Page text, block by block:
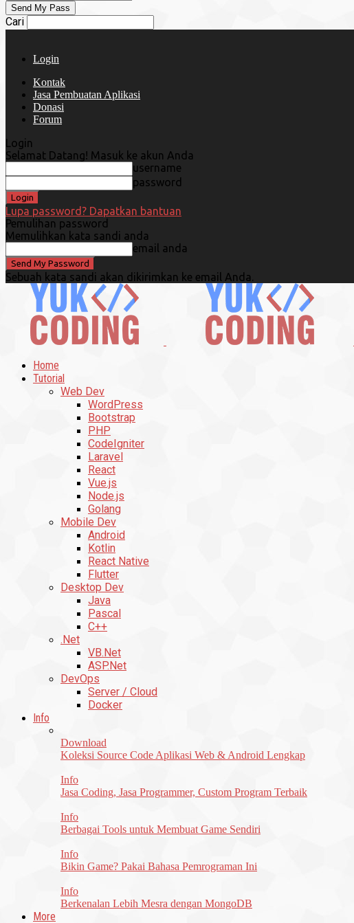
Cari
Login
Kontak
Jasa Pembuatan Aplikasi
Donasi
Forum
Login
Selamat Datang! Masuk ke akun Anda
username
password
Lupa password? Dapatkan bantuan
Pemulihan password
Memulihkan kata sandi anda
email anda
Sebuah kata sandi akan dikirimkan ke email Anda.
Home
Tutorial
Web Dev
WordPress
Bootstrap
PHP
CodeIgniter
Laravel
React
Vue.js
Node.js
Golang
Mobile Dev
Android
Kotlin
React Native
Flutter
Desktop Dev
Java
Pascal
C++
.Net
VB.Net
ASP.Net
DevOps
Server / Cloud
Docker
Info
Download
Koleksi Source Code Aplikasi Web & Android Lengkap
Info
Jasa Coding, Jasa Programmer, Custom Program Terbaik
Info
Berbagai Tools untuk Membuat Game Sendiri
Info
Bikin Game? Pakai Bahasa Pemrograman Ini
Info
Berkenalan Lebih Mesra dengan MongoDB
More